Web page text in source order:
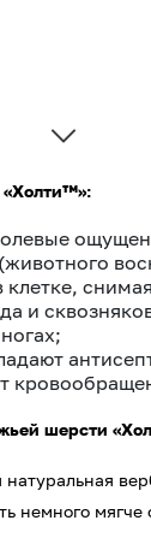
клетке,
и
шерсти
натуральная
немного